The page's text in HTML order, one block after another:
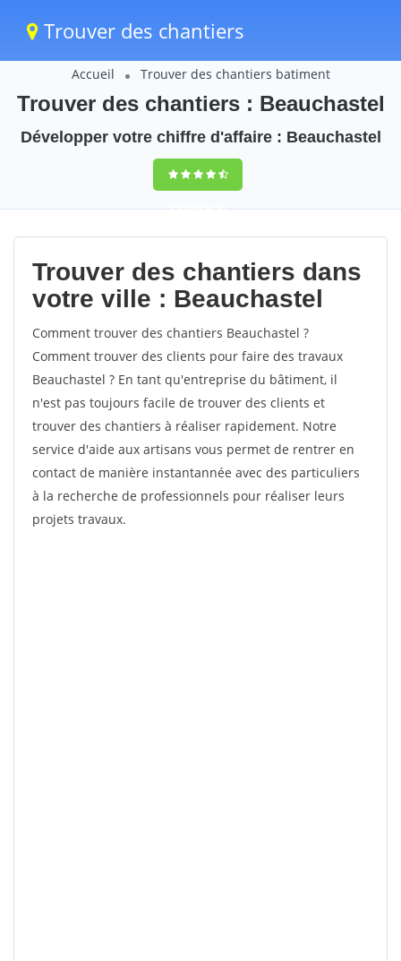
Trouver des chantiers
Accueil Trouver des chantiers batiment
Trouver des chantiers : Beauchastel
Développer votre chiffre d'affaire : Beauchastel
9,5(100%)41
votes
Trouver des chantiers dans
votre ville : Beauchastel
Comment trouver des chantiers Beauchastel ?
Comment trouver des clients pour faire des travaux
Beauchastel ? En tant qu'entreprise du bâtiment, il
n'est pas toujours facile de trouver des clients et
trouver des chantiers à réaliser rapidement. Notre
service d'aide aux artisans vous permet de rentrer en
contact de manière instantannée avec des particuliers
à la recherche de professionnels pour réaliser leurs
projets travaux.